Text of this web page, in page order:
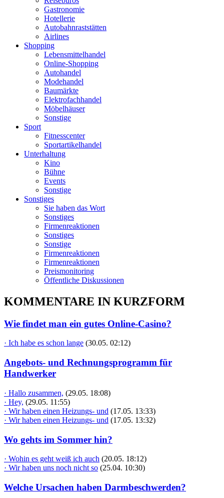
Gastronomie
Hotellerie
Autobahnraststätten
Airlines
Shopping
Lebensmittelhandel
Online-Shopping
Autohandel
Modehandel
Baumärkte
Elektrofachhandel
Möbelhäuser
Sonstige
Sport
Fitnesscenter
Sportartikelhandel
Unterhaltung
Kino
Bühne
Events
Sonstige
Sonstiges
Sie haben das Wort
Sonstiges
Firmenreaktionen
Sonstiges
Sonstige
Firmenreaktionen
Firmenreaktionen
Preismonitoring
Öffentliche Diskussionen
KOMMENTARE IN KURZFORM
Wie findet man ein gutes Online-Casino?
· Ich habe es schon lange (30.05. 02:12)
Angebots- und Rechnungsprogramm für
Handwerker
· Hallo zusammen, (29.05. 18:08)
· Hey, (29.05. 11:55)
· Wir haben einen Heizungs- und (17.05. 13:33)
· Wir haben einen Heizungs- und (17.05. 13:32)
Wo gehts im Sommer hin?
· Wohin es geht weiß ich auch (20.05. 18:12)
· Wir haben uns noch nicht so (25.04. 10:30)
Welche Ursachen haben Darmbeschwerden?